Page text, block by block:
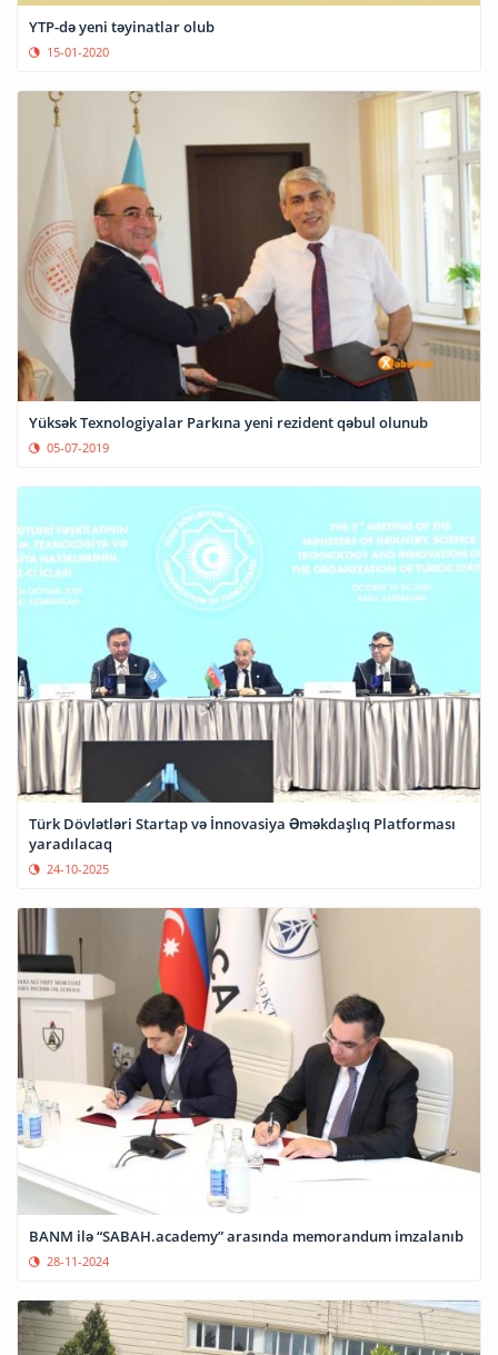
YTP-də yeni təyinatlar olub
15-01-2020
Yüksək Texnologiyalar Parkına yeni rezident qəbul olunub
05-07-2019
Türk Dövlətləri Startap və İnnovasiya Əməkdaşlıq Platforması
yaradılacaq
24-10-2025
BANM ilə “SABAH.academy” arasında memorandum imzalanıb
28-11-2024